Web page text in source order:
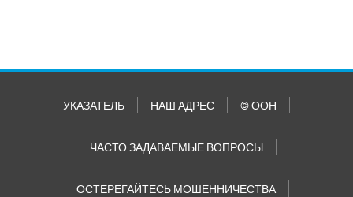
УКАЗАТЕЛЬ НАШ АДРЕС © ООН
ЧАСТО ЗАДАВАЕМЫЕ ВОПРОСЫ
ОСТЕРЕГАЙТЕСЬ МОШЕННИЧЕСТВА